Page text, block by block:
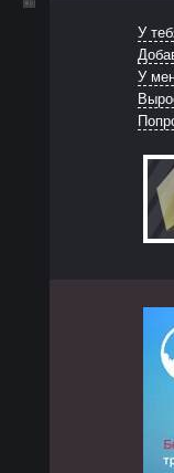
У
У